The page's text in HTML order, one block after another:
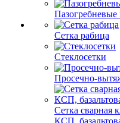
Сетка рабица
Стеклосетки
Просечно-
Сетка сварная
КСП,